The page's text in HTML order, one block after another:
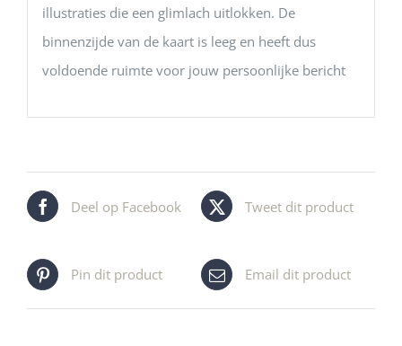
illustraties die een glimlach uitlokken. De
binnenzijde van de kaart is leeg en heeft dus
voldoende ruimte voor jouw persoonlijke bericht
Deel op Facebook Tweet dit product
Pin dit product Email dit product